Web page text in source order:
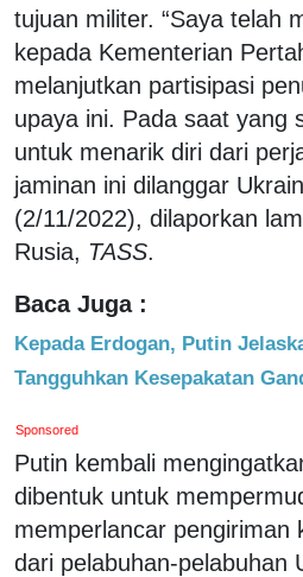
tujuan militer. “Saya telah
kepada Kementerian
melanjutkan partisipasi
upaya ini. Pada saat yang
untuk menarik diri dari
jaminan ini dilanggar
(2/11/2022), dilaporkan
Rusia, TASS.
Baca Juga :
Kepada Erdogan, Putin
Tangguhkan Kesepakatan
Sponsored
Putin kembali
dibentuk untuk
memperlancar pengiriman
dari pelabuhan-pelabuhan